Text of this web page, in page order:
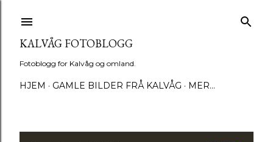
KALVÅG FOTOBLOGG
Fotoblogg for Kalvåg og omland.
HJEM GAMLE BILDER FRÅ KALVÅG MER…